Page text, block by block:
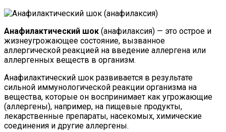
Анафилактический шок (анафилаксия) — это острое и
жизнеугрожающее состояние, вызванное
аллергической реакцией на введение аллергена или
аллергенных веществ в организм.
Анафилактический шок развивается в результате
сильной иммунологической реакции организма на
вещества, которые он воспринимает как угрожающие
(аллергены), например, на пищевые продукты,
лекарственные препараты, насекомых, химические
соединения и другие аллергены.